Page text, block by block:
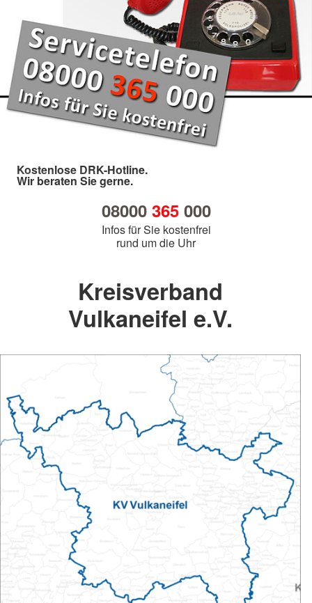
Kostenlose DRK-Hotline.
Wir beraten Sie gerne.
08000 365000
Infos für Sie kostenfrei
rund um die Uhr
Kreisverband
Vulkaneifel e.V.